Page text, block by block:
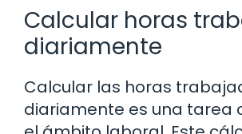
Calcular horas
diariamente
Calcular las horas
diariamente es una tarea